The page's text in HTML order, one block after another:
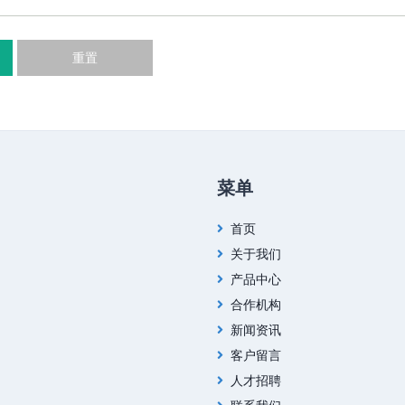
重置
菜单
首页
关于我们
产品中心
合作机构
新闻资讯
客户留言
人才招聘